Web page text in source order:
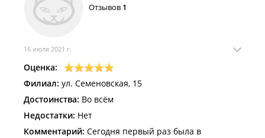
Отзывов 1
16 июля 2021 г.
Оценка:
Филиал: ул. Семеновская, 15
Достоинства: Во всём
Недостатки: Нет
Комментарий: Сегодня первый раз была в